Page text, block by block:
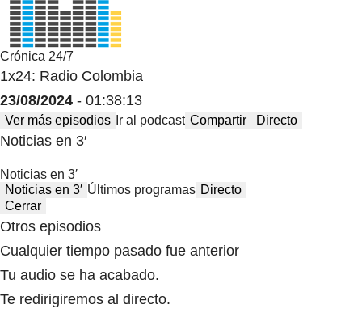
Crónica 24/7
1x24: Radio Colombia
23/08/2024 - 01:38:13
Ver más episodios Ir al podcast Compartir Directo
Noticias en 3′
Noticias en 3′
Noticias en 3′ Últimos programas Directo
Cerrar
Otros episodios
Cualquier tiempo pasado fue anterior
Tu audio se ha acabado.
Te redirigiremos al directo.